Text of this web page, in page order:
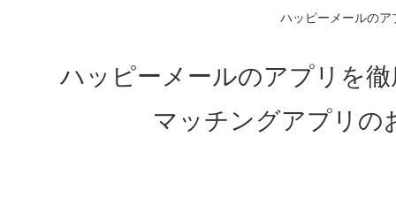
ハッピーメールの
ハッピーメールのアプリを
マッチングアプリ